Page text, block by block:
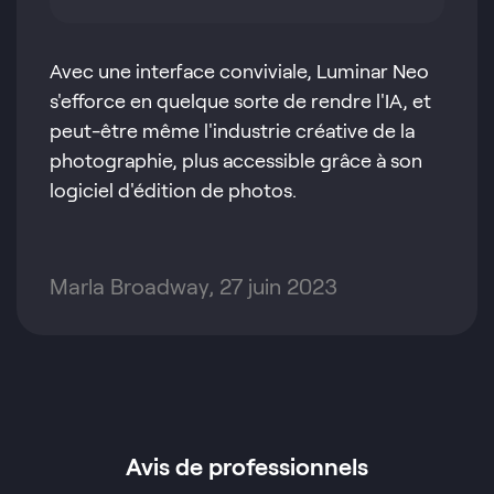
Avec une interface conviviale, Luminar Neo
s'efforce en quelque sorte de rendre l'IA, et
peut-être même l'industrie créative de la
photographie, plus accessible grâce à son
logiciel d'édition de photos.
Marla Broadway, 27 juin 2023
Avis de professionnels